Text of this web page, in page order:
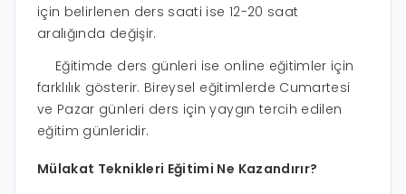
için belirlenen ders saati ise 12-20 saat
aralığında değişir.
Eğitimde ders günleri ise online eğitimler için
farklılık gösterir. Bireysel eğitimlerde Cumartesi
ve Pazar günleri ders için yaygın tercih edilen
eğitim günleridir.
Mülakat Teknikleri Eğitimi Ne Kazandırır?